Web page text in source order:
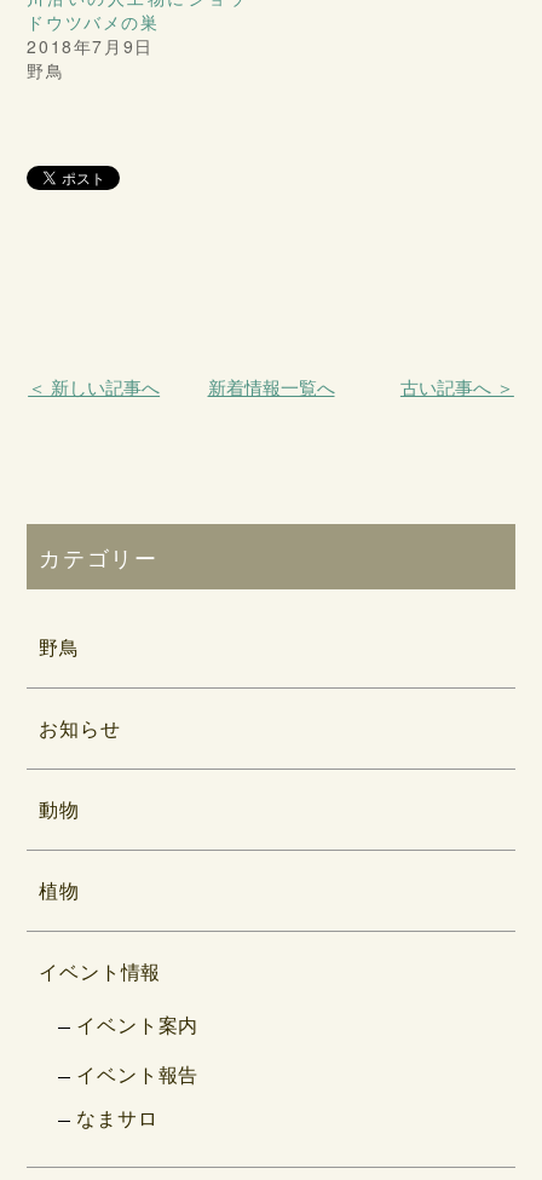
ドウツバメの巣
2018年7月9日
野鳥
＜ 新しい記事へ 新着情報一覧へ 古い記事へ ＞
カテゴリー
野鳥
お知らせ
動物
植物
イベント情報
イベント案内
イベント報告
なまサロ